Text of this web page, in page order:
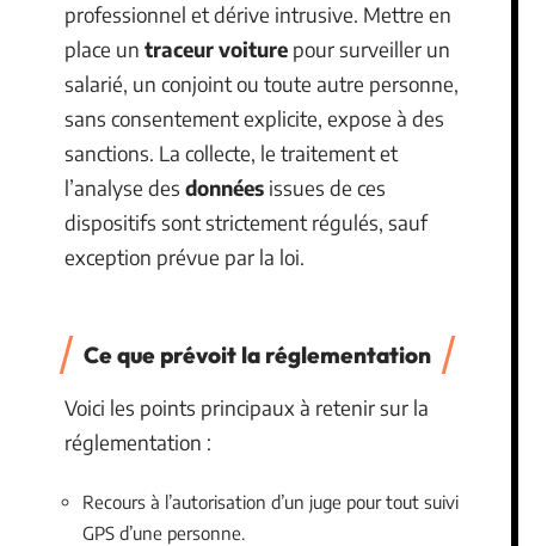
professionnel et dérive intrusive. Mettre en
place un traceur voiture pour surveiller un
salarié, un conjoint ou toute autre personne,
sans consentement explicite, expose à des
sanctions. La collecte, le traitement et
l’analyse des données issues de ces
dispositifs sont strictement régulés, sauf
exception prévue par la loi.
Ce que prévoit la réglementation
Voici les points principaux à retenir sur la
réglementation :
Recours à l’autorisation d’un juge pour tout suivi
GPS d’une personne.